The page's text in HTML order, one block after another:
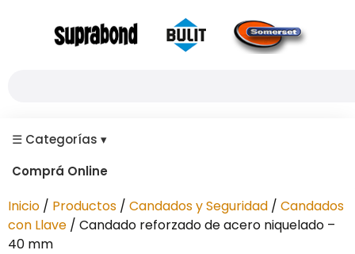
☰ Categorías ▾
Comprá Online
Inicio / Productos / Candados y Seguridad / Candados
con Llave / Candado reforzado de acero niquelado –
40 mm